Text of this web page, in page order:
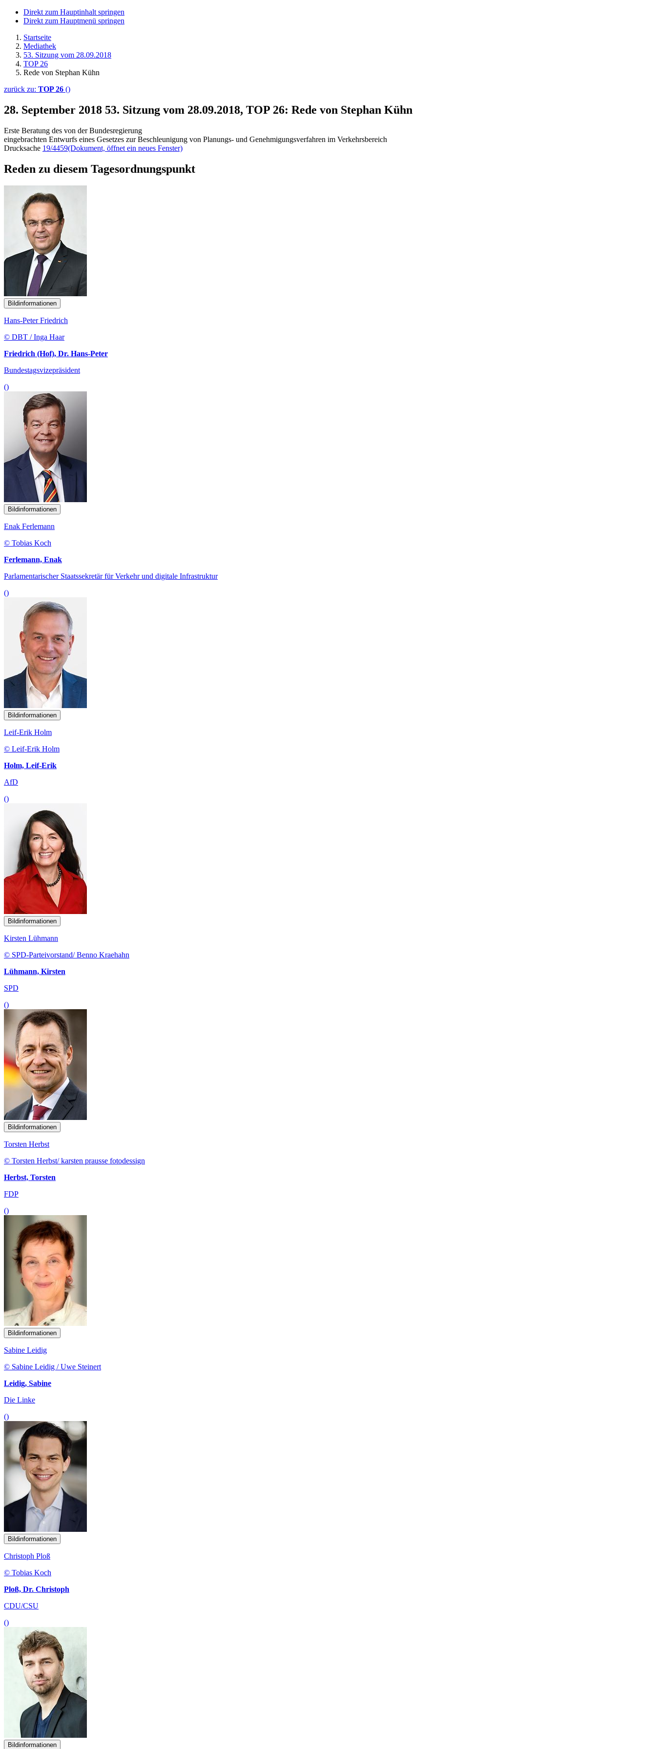
Direkt zum Hauptinhalt springen
Direkt zum Hauptmenü springen
Startseite
Mediathek
53. Sitzung vom 28.09.2018
TOP 26
Rede von Stephan Kühn
zurück zu: TOP 26 ()
28. September 2018 53. Sitzung vom 28.09.2018, TOP 26: Rede von Stephan Kühn
Erste Beratung des von der Bundesregierung
eingebrachten Entwurfs eines Gesetzes zur Beschleunigung von Planungs- und Genehmigungsverfahren im Verkehrsbereich
Drucksache 19/4459(Dokument, öffnet ein neues Fenster)
Reden zu diesem Tagesordnungspunkt
Bildinformationen
Hans-Peter Friedrich
© DBT / Inga Haar
Friedrich (Hof), Dr. Hans-Peter
Bundestagsvizepräsident
()
Bildinformationen
Enak Ferlemann
© Tobias Koch
Ferlemann, Enak
Parlamentarischer Staatssekretär für Verkehr und digitale Infrastruktur
()
Bildinformationen
Leif-Erik Holm
© Leif-Erik Holm
Holm, Leif-Erik
AfD
()
Bildinformationen
Kirsten Lühmann
© SPD-Parteivorstand/ Benno Kraehahn
Lühmann, Kirsten
SPD
()
Bildinformationen
Torsten Herbst
© Torsten Herbst/ karsten prausse fotodessign
Herbst, Torsten
FDP
()
Bildinformationen
Sabine Leidig
© Sabine Leidig / Uwe Steinert
Leidig, Sabine
Die Linke
()
Bildinformationen
Christoph Ploß
© Tobias Koch
Ploß, Dr. Christoph
CDU/CSU
()
Bildinformationen